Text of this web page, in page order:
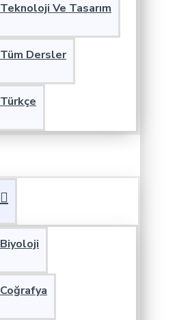
Teknoloji Ve Tasarım
Tüm Dersler
Türkçe
Biyoloji
Coğrafya